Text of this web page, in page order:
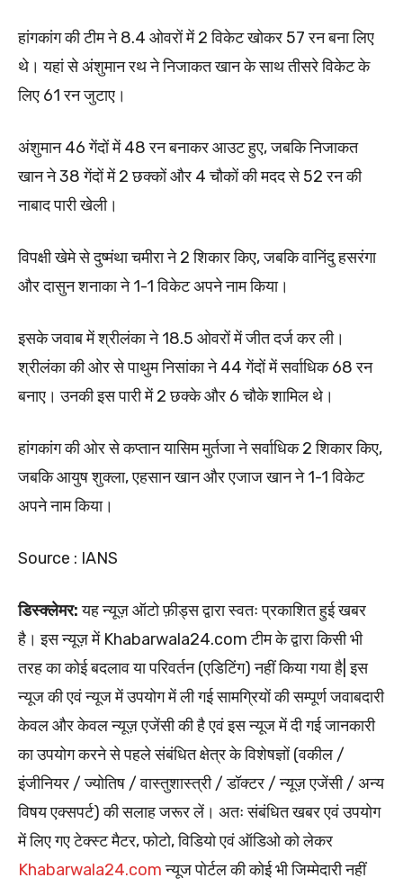
हांगकांग की टीम ने 8.4 ओवरों में 2 विकेट खोकर 57 रन बना लिए
थे। यहां से अंशुमान रथ ने निजाकत खान के साथ तीसरे विकेट के
लिए 61 रन जुटाए।
अंशुमान 46 गेंदों में 48 रन बनाकर आउट हुए, जबकि निजाकत
खान ने 38 गेंदों में 2 छक्कों और 4 चौकों की मदद से 52 रन की
नाबाद पारी खेली।
विपक्षी खेमे से दुष्मंथा चमीरा ने 2 शिकार किए, जबकि वानिंदु हसरंगा
और दासुन शनाका ने 1-1 विकेट अपने नाम किया।
इसके जवाब में श्रीलंका ने 18.5 ओवरों में जीत दर्ज कर ली।
श्रीलंका की ओर से पाथुम निसांका ने 44 गेंदों में सर्वाधिक 68 रन
बनाए। उनकी इस पारी में 2 छक्के और 6 चौके शामिल थे।
हांगकांग की ओर से कप्तान यासिम मुर्तजा ने सर्वाधिक 2 शिकार किए,
जबकि आयुष शुक्ला, एहसान खान और एजाज खान ने 1-1 विकेट
अपने नाम किया।
Source : IANS
डिस्क्लेमर:यह न्यूज़ ऑटो फ़ीड्स द्वारा स्वतः प्रकाशित हुई खबर
है। इस न्यूज़ में Khabarwala24.com टीम के द्वारा किसी भी
तरह का कोई बदलाव या परिवर्तन (एडिटिंग) नहीं किया गया है| इस
न्यूज की एवं न्यूज में उपयोग में ली गई सामग्रियों की सम्पूर्ण जवाबदारी
केवल और केवल न्यूज़ एजेंसी की है एवं इस न्यूज में दी गई जानकारी
का उपयोग करने से पहले संबंधित क्षेत्र के विशेषज्ञों (वकील /
इंजीनियर / ज्योतिष / वास्तुशास्त्री / डॉक्टर / न्यूज़ एजेंसी / अन्य
विषय एक्सपर्ट) की सलाह जरूर लें। अतः संबंधित खबर एवं उपयोग
में लिए गए टेक्स्ट मैटर, फोटो, विडियो एवं ऑडिओ को लेकर
Khabarwala24.comन्यूज पोर्टल की कोई भी जिम्मेदारी नहीं